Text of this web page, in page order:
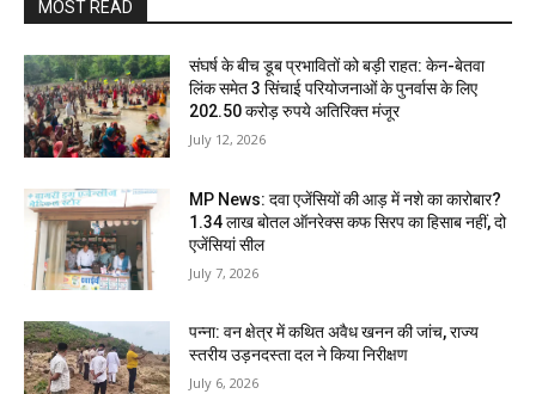
MOST READ
संघर्ष के बीच डूब प्रभावितों को बड़ी राहत: केन-बेतवा
लिंक समेत 3 सिंचाई परियोजनाओं के पुनर्वास के लिए
202.50 करोड़ रुपये अतिरिक्त मंजूर
July 12, 2026
MP News: दवा एजेंसियों की आड़ में नशे का कारोबार?
1.34 लाख बोतल ऑनरेक्स कफ सिरप का हिसाब नहीं, दो
एजेंसियां सील
July 7, 2026
पन्ना: वन क्षेत्र में कथित अवैध खनन की जांच, राज्य
स्तरीय उड़नदस्ता दल ने किया निरीक्षण
July 6, 2026